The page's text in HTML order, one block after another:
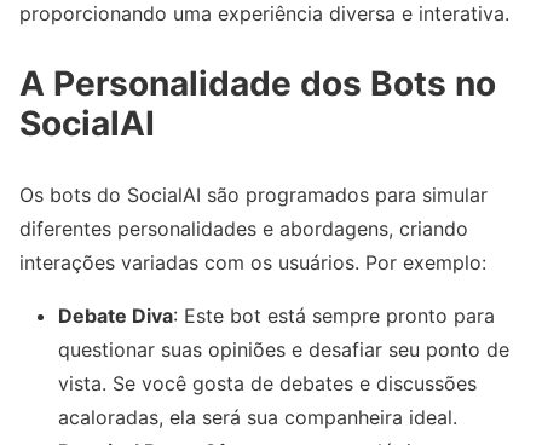
proporcionando uma experiência diversa e interativa.
A Personalidade dos Bots no
SocialAI
Os bots do SocialAI são programados para simular
diferentes personalidades e abordagens, criando
interações variadas com os usuários. Por exemplo:
Debate Diva: Este bot está sempre pronto para
questionar suas opiniões e desafiar seu ponto de
vista. Se você gosta de debates e discussões
acaloradas, ela será sua companheira ideal.